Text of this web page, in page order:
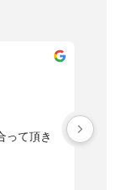
って頂き